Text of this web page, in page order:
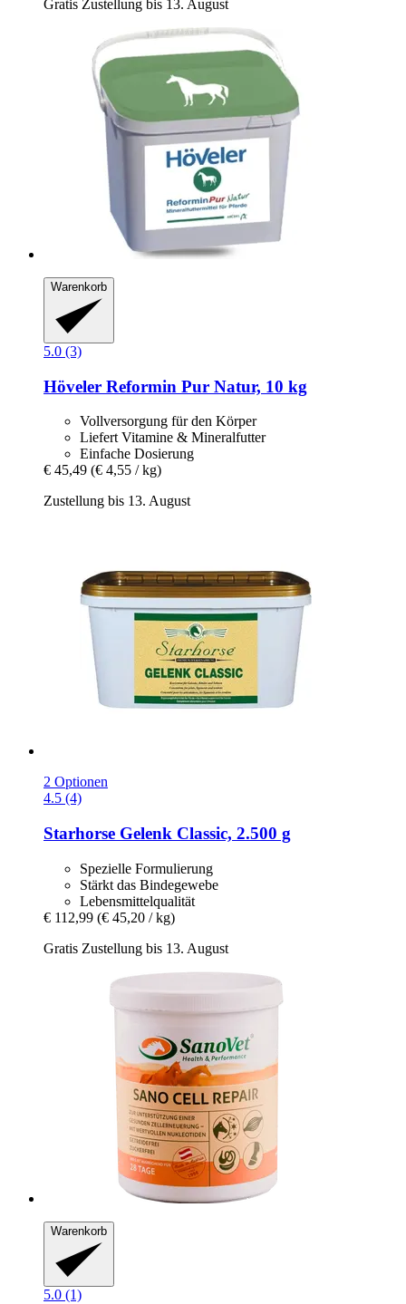
Gratis Zustellung bis 13. August
Warenkorb
5.0 (3)
Höveler Reformin Pur Natur, 10 kg
Vollversorgung für den Körper
Liefert Vitamine & Mineralfutter
Einfache Dosierung
€ 45,49 (€ 4,55 / kg)
Zustellung bis 13. August
2 Optionen
4.5 (4)
Starhorse Gelenk Classic, 2.500 g
Spezielle Formulierung
Stärkt das Bindegewebe
Lebensmittelqualität
€ 112,99 (€ 45,20 / kg)
Gratis Zustellung bis 13. August
Warenkorb
5.0 (1)